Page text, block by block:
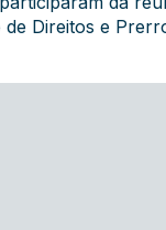
de Direitos e